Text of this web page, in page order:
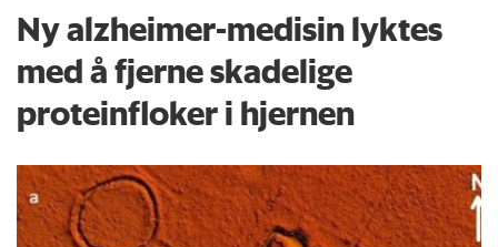
Ny alzheimer-medisin lyktes
med å fjerne skadelige
proteinfloker i hjernen